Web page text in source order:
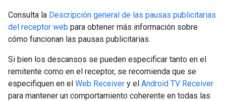
Consulta la Descripción general de las pausas publicitarias
del receptor web para obtener más información sobre
cómo funcionan las pausas publicitarias.
Si bien los descansos se pueden especificar tanto en el
remitente como en el receptor, se recomienda que se
especifiquen en el Web Receiver y el Android TV Receiver
para mantener un comportamiento coherente en todas las